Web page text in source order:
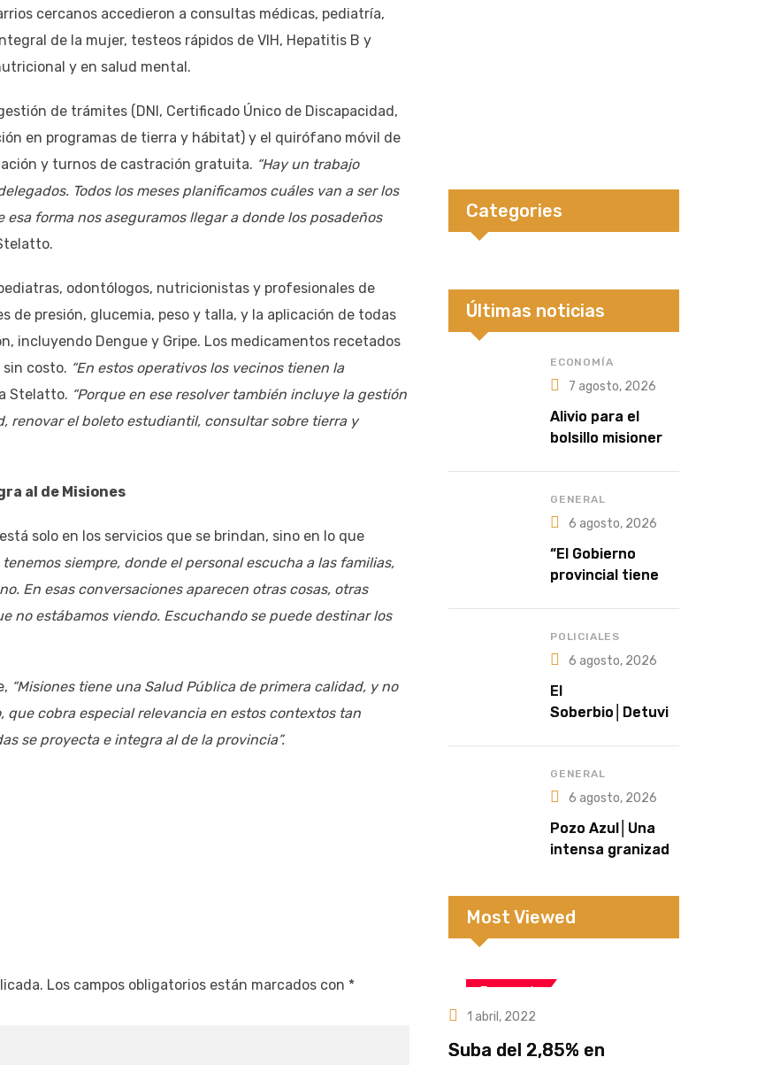
cercanos accedieron a consultas médicas, pediatría,
de la mujer, testeos rápidos de VIH, Hepatitis B y
y en salud mental.
de trámites (DNI, Certificado Único de Discapacidad,
en programas de tierra y hábitat) y el quirófano móvil de
y turnos de castración gratuita. “Hay un trabajo
Todos los meses planificamos cuáles van a ser los
forma nos aseguramos llegar a donde los posadeños
odontólogos, nutricionistas y profesionales de
presión, glucemia, peso y talla, y la aplicación de todas
incluyendo Dengue y Gripe. Los medicamentos recetados
costo. “En estos operativos los vecinos tienen la
Stelatto. “Porque en ese resolver también incluye la gestión
renovar el boleto estudiantil, consultar sobre tierra y
al de Misiones
solo en los servicios que se brindan, sino en lo que
siempre, donde el personal escucha a las familias,
En esas conversaciones aparecen otras cosas, otras
no estábamos viendo. Escuchando se puede destinar los
“Misiones tiene una Salud Pública de primera calidad, y no
cobra especial relevancia en estos contextos tan
se proyecta e integra al de la provincia”.
Los campos obligatorios están marcados con *
Categories
Últimas noticias
ECONOMÍA
7 agosto, 2026
Alivio para el
bolsillo misionero |
con cuotas
accesibles y
tasas del 35%
GENERAL
6 agosto, 2026
“El Gobierno
provincial tiene a
prioritaria”
POLICIALES
6 agosto, 2026
El
Soberbio│Detuvie
de intentar
abusar de una
niña en El
Soberbio
GENERAL
6 agosto, 2026
Pozo Azul│Una
intensa granizada
productores y
cubrió de blanco
sectores de la
Most Viewed
Economía
1 abril, 2022
Suba del 2,85% en